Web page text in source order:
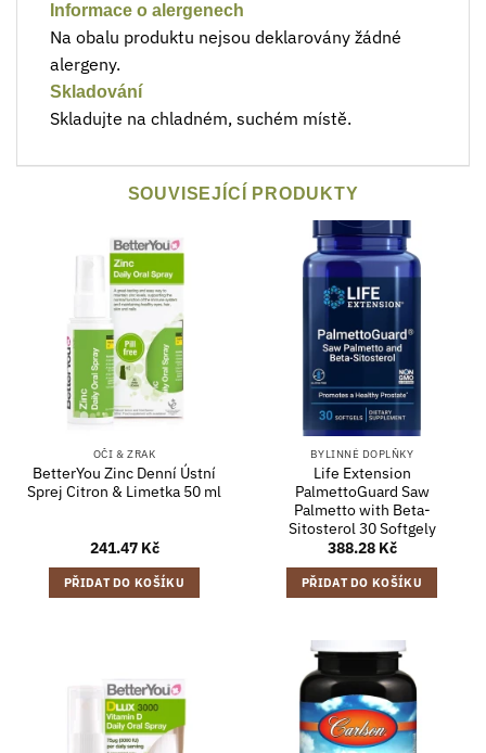
Informace o alergenech
Na obalu produktu nejsou deklarovány žádné
alergeny.
Skladování
Skladujte na chladném, suchém místě.
SOUVISEJÍCÍ PRODUKTY
OČI & ZRAK
BetterYou Zinc Denní Ústní
Sprej Citron & Limetka 50 ml
241.47 Kč
PŘIDAT DO KOŠÍKU
BYLINNÉ DOPLŇKY
Life Extension
PalmettoGuard Saw
Palmetto with Beta-
Sitosterol 30 Softgely
388.28 Kč
PŘIDAT DO KOŠÍKU